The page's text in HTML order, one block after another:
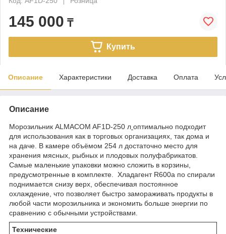
145 000 ₸
Купить
Описание Характеристики Доставка Оплата
Описание
Морозильник ALMACOM AF1D-250 л оптимально подходит
для использования как в торговых организациях, так дома и
на даче. В камере объёмом 254 л достаточно место для
хранения мясных, рыбных и плодовых полуфабрикатов.
Самые маленькие упаковки можно сложить в корзины,
предусмотренные в комплекте. Хладагент R600a по спирали
поднимается снизу верх, обеспечивая постоянное
охлаждение, что позволяет быстро замораживать продукты в
любой части морозильника и экономить больше энергии по
сравнению с обычными устройствами.
Технические